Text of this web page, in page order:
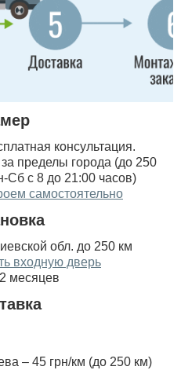
консультация.
пределы города (до 250
Сб с 8 до 21:00 часов)
самостоятельно
обл. до 250 км
входную дверь
месяцев
– 45 грн/км (до 250 км)